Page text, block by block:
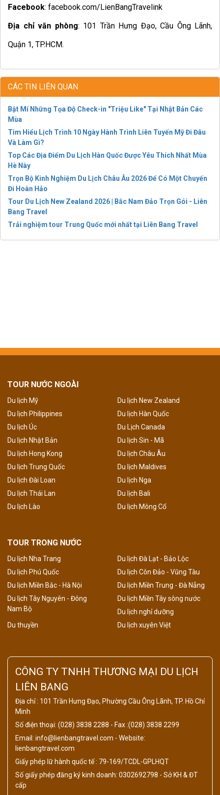
Facebook: facebook.com/LienBangTravelink
Địa chỉ văn phòng: 101 Trần Hưng Đạo, Cầu Ông Lãnh,
Quận 1, TP.HCM.
CÁC TIN LIÊN QUAN
Bật Mí Những Tọa Độ Check-in "Triệu Like" Tại Nhật Bản Các
Mùa
Tìm Hiểu Lịch Trình 10 Ngày Hành Trình Liên Tuyến Mỹ Đi Đâu
Và Làm Gì?
Top Các Địa Điểm Du Lịch Hàn Quốc Được Yêu Thích Nhất Mùa
Hè Này
Trọn Bộ Kinh Nghiệm Du Lịch Châu Âu 2026 Để Có Một Chuyến
Đi Hoàn Hảo
Tour Du Lịch New Zealand 2026 | Bắc Nam Đảo Trọn Gói - Liên
Bang Travel
Trải nghiệm tour Trung Quốc mới nhất tại Liên Bang Travel
TOUR NƯỚC NGOÀI
Du lịch Mỹ
Du lịch New Zealand
Du lịch Philippines
Du lịch Hàn Quốc
Du lịch Úc
Du Lịch Canada
Du lịch Nhật Bản
Du lịch Sin - Mã
Du lịch Hong Kong
Du lịch Châu Âu
Du lịch Trung Quốc
Du lịch Maldives
Du lịch Đài Loan
Du lịch Nga
Du lịch Thái Lan
Du lịch Bali
Du lịch Lào
Du lịch Mông Cổ
TOUR TRONG NƯỚC
Du lịch Nha Trang
Du lịch Đà Lạt - Bảo Lộc
Du lịch Phú Quốc
Du lịch Côn Đảo - Vũng Tàu
Du lịch Miền Bắc - Hà Nội
Du lịch Miền Trung - Đà Nẵng
Du lịch Tây Nguyên - Đông
Nam Bộ
Du lịch Miền Tây sông nước
Du lịch nghỉ dưỡng
Du thuyền
Du lịch xuyên Việt
CÔNG TY TNHH THƯƠNG MẠI DU LỊCH
LIÊN BANG
Địa chỉ : 101 Trần Hưng Đạo, Phường Cầu Ông Lãnh, TP. Hồ Chí
Minh
Số điện thoại: (028) 3838 2288 - Fax :(028) 3838 2299
Email: info@lienbangtravel.com - Website:
lienbangtravel.com
Giấy phép lữ hành quốc tế : 79-169/TCDL-GPLHQT
Số giấy phép đăng ký kinh doanh: 0302692798 - Sở KH & ĐT
cấp